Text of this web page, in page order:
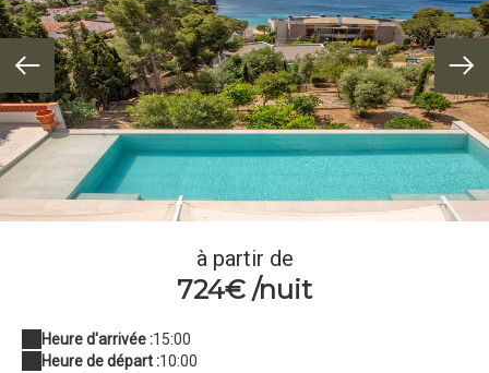
1 Oliveres Loft Vue de la terrasse
à partir de
724€ /nuit
Heure d'arrivée :15:00
Heure de départ :10:00